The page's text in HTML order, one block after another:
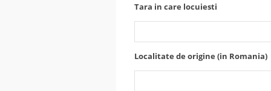
Tara in care locuiesti
Localitate de origine (in Romania)